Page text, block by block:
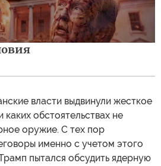
власти выдвинули жесткое
обстоятельствах не
оружие. С тех пор
именно с учетом этого
пытался обсудить ядерную